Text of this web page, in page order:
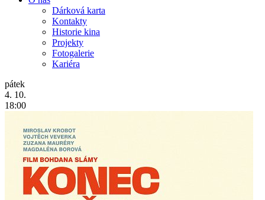
Dárková karta
Kontakty
Historie kina
Projekty
Fotogalerie
Kariéra
pátek
4. 10.
18:00